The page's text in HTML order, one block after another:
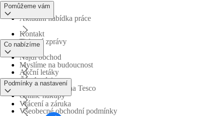
Aktuální nabídka práce
Tiskové zprávy
Myslíme na budoucnost
Obchodní skupina Tesco
Pomůžeme vám
Kontakt
Najdi obchod
Časté otázky
Vrácení a záruka
Co nabízíme
Akční letáky
Online nákupy
Podmínky a nastavení
Všeobecné obchodní podmínky